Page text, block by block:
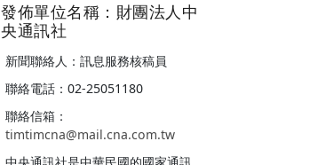
發佈單位名稱：財團法人中
央通訊社
新聞聯絡人：訊息服務核稿員
聯絡電話：02-25051180
聯絡信箱：
timtimcna@mail.cna.com.tw